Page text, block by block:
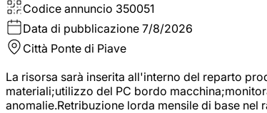
Codice annuncio 350051
Data di pubblicazione 7/8/2026
Città Ponte di Piave
La risorsa sarà inserita all'interno del reparto
materiali;utilizzo del PC bordo
anomalie.Retribuzione lorda mensile di base nel